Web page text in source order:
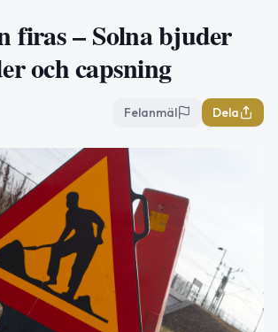
firas – Solna bjuder
och capsning
Felanmäl Dela